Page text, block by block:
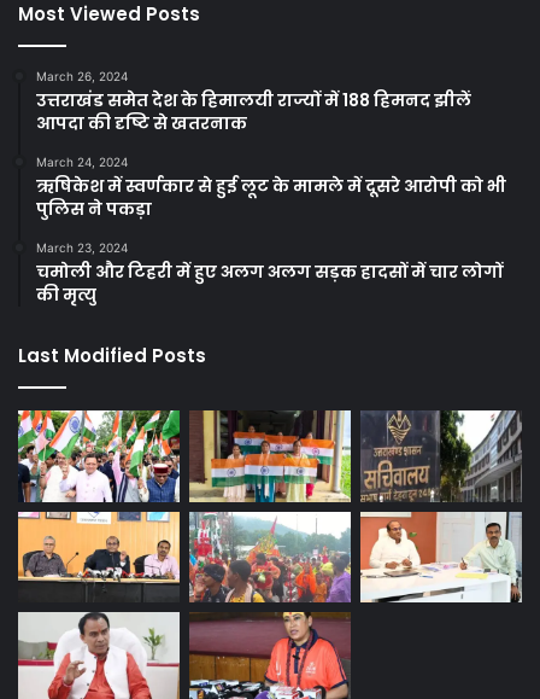
Most Viewed Posts
March 26, 2024
उत्तराखंड समेत देश के हिमालयी राज्यों में 188 हिमनद झीलें
आपदा की दृष्टि से खतरनाक
March 24, 2024
ऋषिकेश में स्वर्णकार से हुई लूट के मामले में दूसरे आरोपी को भी
पुलिस ने पकड़ा
March 23, 2024
चमोली और टिहरी में हुए अलग अलग सड़क हादसों में चार लोगों
की मृत्यु
Last Modified Posts